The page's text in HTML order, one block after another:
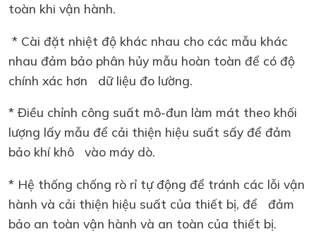
toàn khi vận hành.
* Cài đặt nhiệt độ khác nhau cho các mẫu khác
nhau đảm bảo phân hủy mẫu hoàn toàn để có độ
chính xác hơn dữ liệu đo lường.
* Điều chỉnh công suất mô-đun làm mát theo khối
lượng lấy mẫu để cải thiện hiệu suất sấy để đảm
bảo khí khô vào máy dò.
* Hệ thống chống rò rỉ tự động để tránh các lỗi vận
hành và cải thiện hiệu suất của thiết bị, để đảm
bảo an toàn vận hành và an toàn của thiết bị.